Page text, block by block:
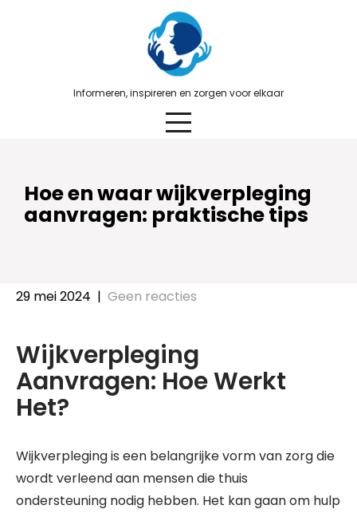
Informeren, inspireren en zorgen voor elkaar
Hoe en waar wijkverpleging
aanvragen: praktische tips
29 mei 2024 | Geen reacties
Wijkverpleging
Aanvragen: Hoe Werkt
Het?
Wijkverpleging is een belangrijke vorm van zorg die
wordt verleend aan mensen die thuis
ondersteuning nodig hebben. Het kan gaan om hulp